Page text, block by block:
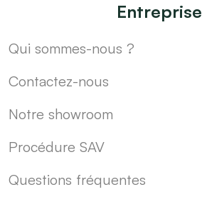
Entreprise
Qui sommes-nous ?
Contactez-nous
Notre showroom
Procédure SAV
Questions fréquentes